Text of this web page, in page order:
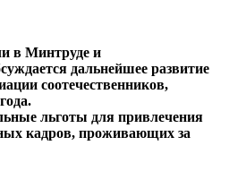
в Минтруде и
дальнейшее развитие
соотечественников,
льготы для привлечения
кадров, проживающих за